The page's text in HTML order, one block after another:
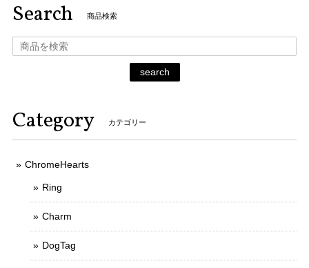
Search 商品検索
search
Category カテゴリー
ChromeHearts
Ring
Charm
DogTag